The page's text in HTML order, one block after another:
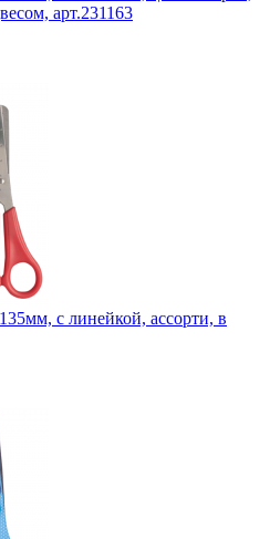
арт.231163
с линейкой, ассорти, в